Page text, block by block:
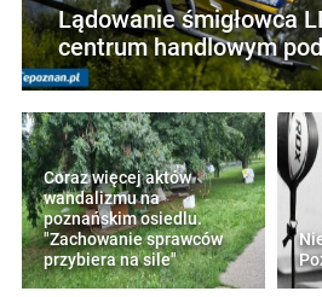
Lądowanie śmigłowca
centrum handlowym
Coraz więcej aktów
wandalizmu na
poznańskim osiedlu.
"Zachowanie sprawców
przybiera na sile"